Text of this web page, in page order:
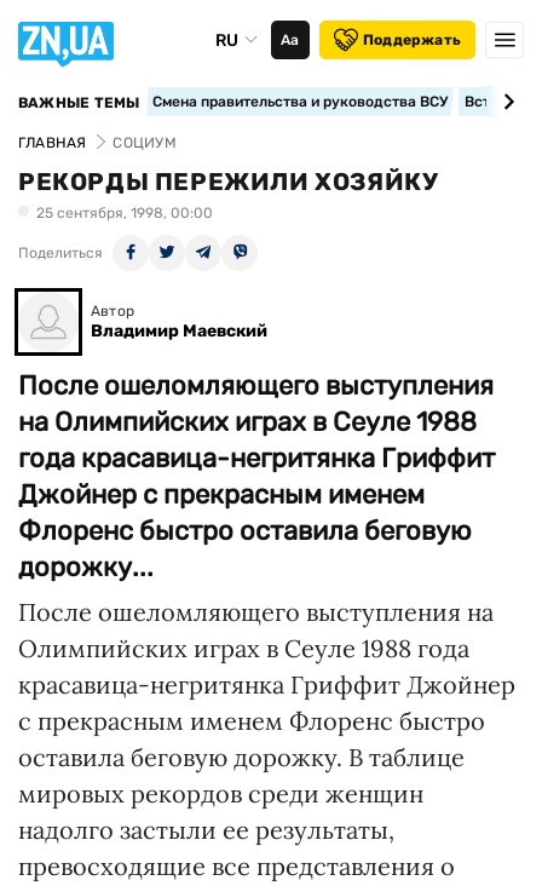
RU Аа Поддержать
ВАЖНЫЕ ТЕМЫ Смена правительства и руководства ВСУ
ГЛАВНАЯ СОЦИУМ
РЕКОРДЫ ПЕРЕЖИЛИ ХОЗЯЙКУ
25 сентября, 1998, 00:00
Поделиться
Автор
Владимир Маевский
После ошеломляющего выступления
на Олимпийских играх в Сеуле 1988
года красавица-негритянка Гриффит
Джойнер с прекрасным именем
Флоренс быстро оставила беговую
дорожку...
После ошеломляющего выступления на
Олимпийских играх в Сеуле 1988 года
красавица-негритянка Гриффит Джойнер
с прекрасным именем Флоренс быстро
оставила беговую дорожку. В таблице
мировых рекордов среди женщин
надолго застыли ее результаты,
превосходящие все представления о